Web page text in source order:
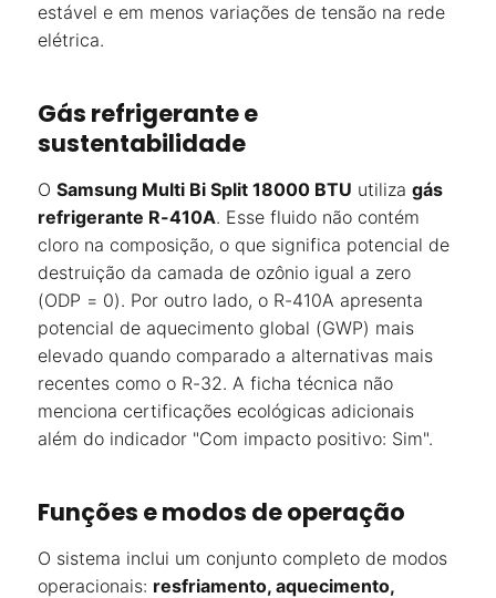
estável e em menos variações de tensão na rede
elétrica.
Gás refrigerante e
sustentabilidade
O Samsung Multi Bi Split 18000 BTU utiliza gás
refrigerante R-410A. Esse fluido não contém
cloro na composição, o que significa potencial de
destruição da camada de ozônio igual a zero
(ODP = 0). Por outro lado, o R-410A apresenta
potencial de aquecimento global (GWP) mais
elevado quando comparado a alternativas mais
recentes como o R-32. A ficha técnica não
menciona certificações ecológicas adicionais
além do indicador "Com impacto positivo: Sim".
Funções e modos de operação
O sistema inclui um conjunto completo de modos
operacionais: resfriamento, aquecimento,